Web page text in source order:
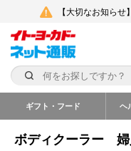
【大切なお知ら
ギフト・フード ヘ
ボディクーラー